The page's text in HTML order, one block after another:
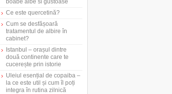
boabe albe si gustoase
Ce este quercetină?
Cum se desfășoară
tratamentul de albire în
cabinet?
Istanbul – orașul dintre
două continente care te
cucerește prin istorie
Uleiul esențial de copaiba –
la ce este util și cum îl poți
integra în rutina zilnică